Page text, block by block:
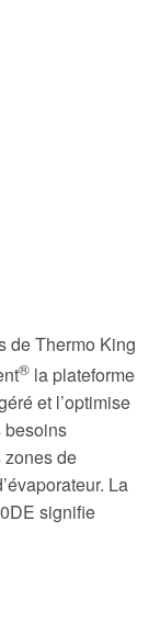
de Thermo King
® la plateforme
et l’optimise
besoins
de
La
signifie